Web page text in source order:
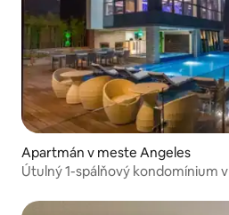
Apartmán v meste Angeles
Útulný 1-spálňový kondomínium